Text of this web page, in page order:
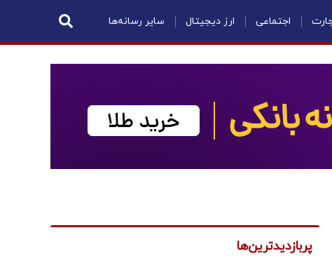
اجتماعی ارز دیجیتال سایر رسانه‌ها
پربازدیدترین‌ها